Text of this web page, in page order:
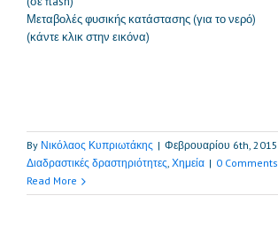
Μεταβολές φυσικής κατάστασης (για το νερό)
(κάντε κλικ στην εικόνα)
By Νικόλαος Κυπριωτάκης | Φεβρουαρίου 6th, 2015
Διαδραστικές δραστηριότητες, Χημεία | 0 Comments
Read More